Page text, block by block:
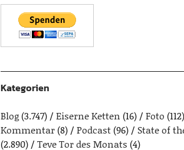
Kategorien
Blog(3.747) Eiserne Ketten (16) Foto (112)
Kommentar(8) Podcast(96)
State of
(2.890)
Teve Tor des Monats (4)